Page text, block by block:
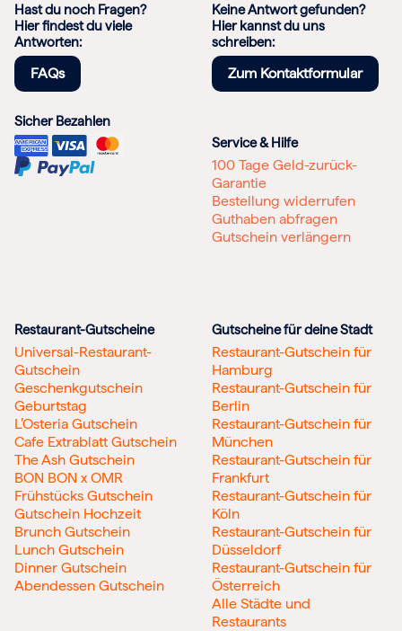
Hast du noch Fragen?
Hier findest du viele
Antworten:
FAQs
Keine Antwort gefunden?
Hier kannst du uns
schreiben:
Zum Kontaktformular
Sicher Bezahlen
Service & Hilfe
100 Tage Geld-zurück-
Garantie
Bestellung widerrufen
Guthaben abfragen
Gutschein verlängern
Restaurant-Gutscheine
Universal-Restaurant-
Gutschein
Geschenkgutschein
Geburtstag
L’Osteria Gutschein
Cafe Extrablatt Gutschein
The Ash Gutschein
BON BON x OMR
Frühstücks Gutschein
Gutschein Hochzeit
Brunch Gutschein
Lunch Gutschein
Dinner Gutschein
Abendessen Gutschein
Gutscheine für deine Stadt
Restaurant-Gutschein für
Hamburg
Restaurant-Gutschein für
Berlin
Restaurant-Gutschein für
München
Restaurant-Gutschein für
Frankfurt
Restaurant-Gutschein für
Köln
Restaurant-Gutschein für
Düsseldorf
Restaurant-Gutschein für
Österreich
Alle Städte und
Restaurants